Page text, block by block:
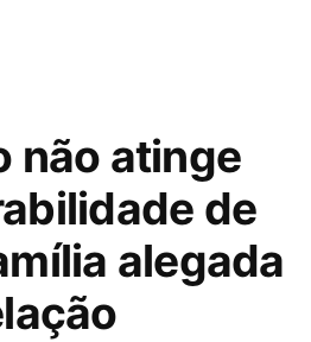
não atinge
de
alegada